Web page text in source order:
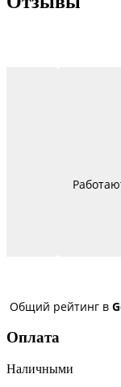
Работают как
Общий рейтинг в
Оплата
Наличными